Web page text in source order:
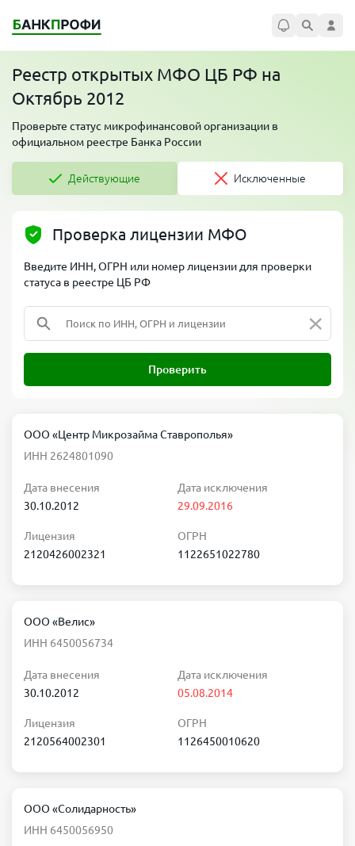
Реестр открытых МФО ЦБ РФ на
Октябрь 2012
Проверьте статус микрофинансовой организации в
официальном реестре Банка России
Действующие Исключенные
Проверка лицензии МФО
Введите ИНН, ОГРН или номер лицензии для проверки
статуса в реестре ЦБ РФ
Проверить
×
ООО «Центр Микрозайма Ставрополья»
ИНН 2624801090
Дата внесения
30.10.2012
Дата исключения
29.09.2016
Лицензия
2120426002321
ОГРН
1122651022780
ООО «Велис»
ИНН 6450056734
Дата внесения
30.10.2012
Дата исключения
05.08.2014
Лицензия
2120564002301
ОГРН
1126450010620
ООО «Солидарность»
ИНН 6450056950